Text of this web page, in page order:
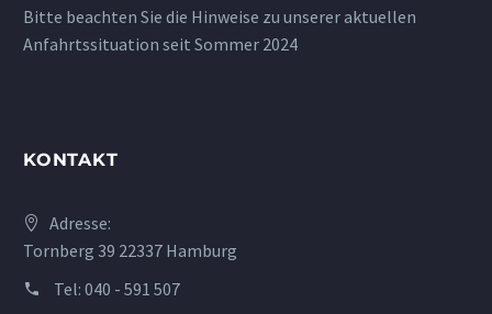
Bitte beachten Sie die Hinweise zu unserer aktuellen
Anfahrtssituation seit Sommer 2024
KONTAKT
Adresse:
Tornberg 39 22337 Hamburg
Tel: 040 - 591 507